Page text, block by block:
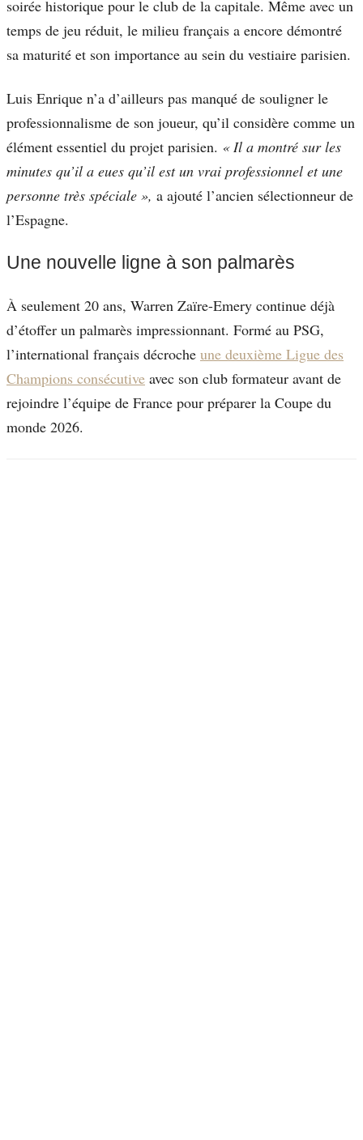
soirée historique pour le club de la capitale. Même avec un
temps de jeu réduit, le milieu français a encore démontré
sa maturité et son importance au sein du vestiaire parisien.
Luis Enrique n’a d’ailleurs pas manqué de souligner le
professionnalisme de son joueur, qu’il considère comme un
élément essentiel du projet parisien. « Il a montré sur les
minutes qu’il a eues qu’il est un vrai professionnel et une
personne très spéciale », a ajouté l’ancien sélectionneur de
l’Espagne.
Une nouvelle ligne à son palmarès
À seulement 20 ans, Warren Zaïre-Emery continue déjà
d’étoffer un palmarès impressionnant. Formé au PSG,
l’international français décroche une deuxième Ligue des
Champions consécutive avec son club formateur avant de
rejoindre l’équipe de France pour préparer la Coupe du
monde 2026.